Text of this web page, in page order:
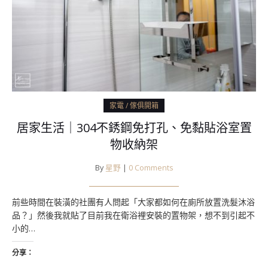
家電 / 傢俱開箱
居家生活｜304不銹鋼免打孔、免黏貼浴室置
物收納架
By 星野 | 0 Comments
前些時間在裝潢的社團有人問起「大家都如何在廁所放置洗髮沐浴
品？」然後我就貼了目前我在衛浴裡安裝的置物架，想不到引起不
小的…
分享：